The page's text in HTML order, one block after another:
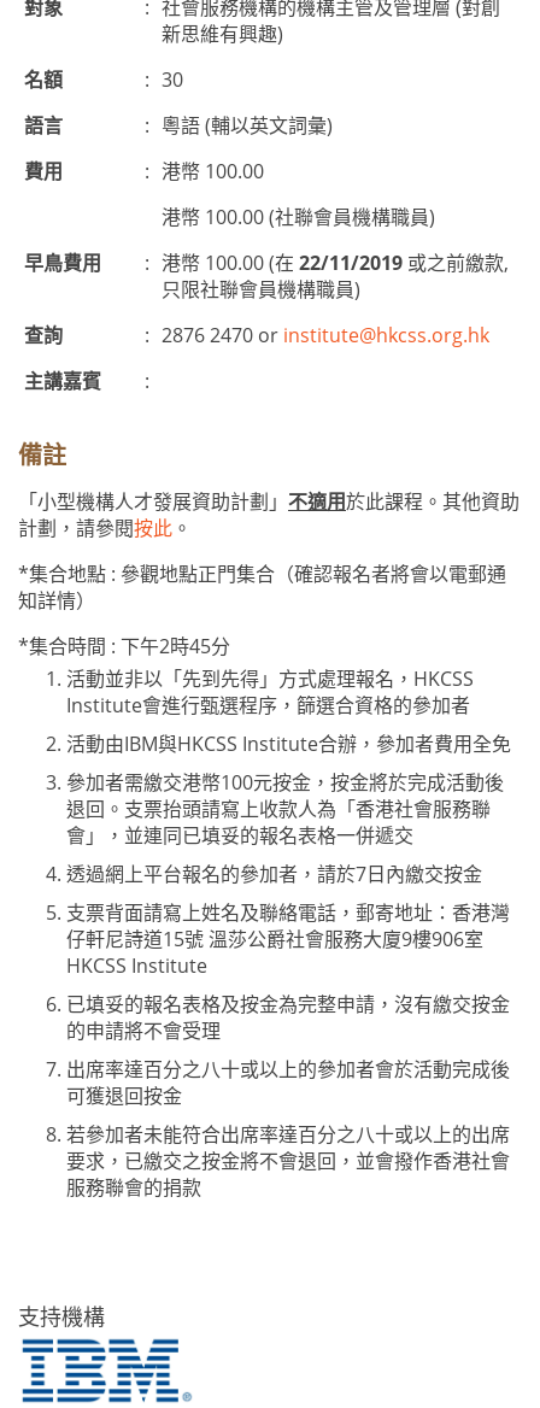
對象 : 社會服務機構的機構主管及管理層 (對創
新思維有興趣)
名額
: 30
語言
: 粵語 (輔以英文詞彙)
費用
: 港幣 100.00
港幣 100.00 (社聯會員機構職員)
早鳥費用
: 港幣 100.00 (在 22/11/2019 或之前繳款,
只限社聯會員機構職員)
查詢
: 2876 2470 or institute@hkcss.org.hk
主講嘉賓
:
備註
「小型機構人才發展資助計劃」 不適用於此課程。其他資助
計劃，請參閱按此 。
*集合地點 : 參觀地點正門集合（確認報名者將會以電郵通
知詳情）
*集合時間 : 下午2時45分
活動並非以「先到先得」方式處理報名， HKCSS
Institute會進行甄選程序，篩選合資格的參加者
活動由IBM與HKCSS Institute合辦，參加者費用全免
參加者需繳交港幣100元按金，按金將於完成活動後
退回。支票抬頭請寫上收款人為「香港社會服務聯
會」，並連同已填妥的報名表格一併遞交
透過網上平台報名的參加者，請於7日內繳交按金
支票背面請寫上姓名及聯絡電話，郵寄地址：香港灣
仔軒尼詩道15號 溫莎公爵社會服務大廈9樓906室
HKCSS Institute
已填妥的報名表格及按金為完整申請，沒有繳交按金
的申請將不會受理
出席率達百分之八十或以上的參加者會於活動完成後
可獲退回按金
若參加者未能符合出席率達百分之八十或以上的出席
要求，已繳交之按金將不會退回，並會撥作香港社會
服務聯會的捐款
支持機構